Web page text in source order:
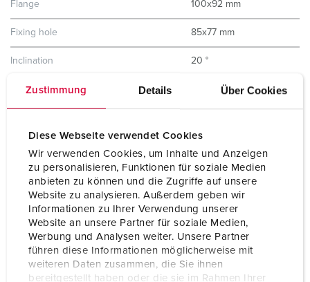
Zustimmung Details Über Cookies
Diese Webseite verwendet Cookies
Wir verwenden Cookies, um Inhalte und Anzeigen
zu personalisieren, Funktionen für soziale Medien
anbieten zu können und die Zugriffe auf unsere
Website zu analysieren. Außerdem geben wir
Informationen zu Ihrer Verwendung unserer
Website an unsere Partner für soziale Medien,
Werbung und Analysen weiter. Unsere Partner
führen diese Informationen möglicherweise mit
weiteren Daten zusammen, die Sie ihnen
bereitgestellt haben oder die sie im Rahmen Ihrer
Flange 100x92 mm
Fixing hole 85x77 mm
Inclination 20 °
Weight
CQC
CB Zertifikat